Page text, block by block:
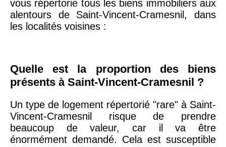
arrondissement
75013 -
13ème
10 073 € 11 085 €
vous répertorie tous les biens immobiliers aux
alentours de Saint-Vincent-Cramesnil, dans
les localités voisines :
Quelle est la proportion des biens
présents à Saint-Vincent-Cramesnil ?
Un type de logement répertorié "rare" à Saint-
Vincent-Cramesnil risque de prendre
beaucoup de valeur, car il va être
énormément demandé. Cela est susceptible